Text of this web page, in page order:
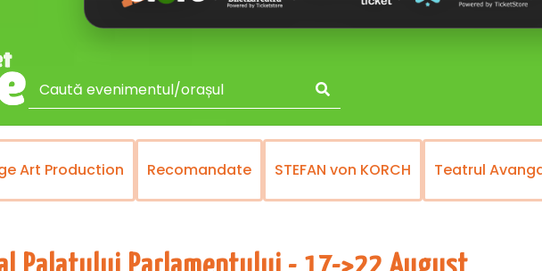
STEFAN von KORCH Teatrul Avangardia Turnee